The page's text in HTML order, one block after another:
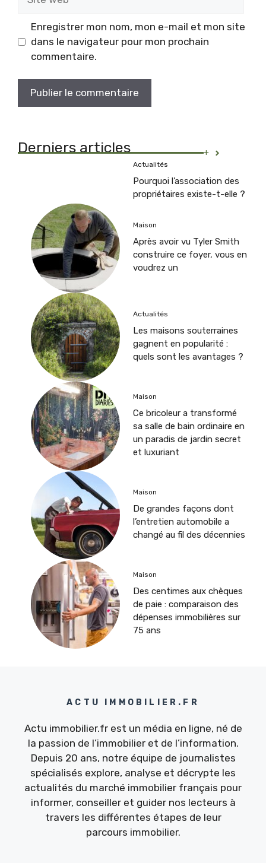
web
Enregistrer mon nom, mon e-mail et mon site
dans le navigateur pour mon prochain
commentaire.
Derniers articles +
Actualités
Pourquoi l’association des
propriétaires existe-t-elle ?
Maison
Après avoir vu Tyler Smith
construire ce foyer, vous en
voudrez un
Actualités
Les maisons souterraines
gagnent en popularité :
quels sont les avantages ?
Maison
Ce bricoleur a transformé
sa salle de bain ordinaire en
un paradis de jardin secret
et luxuriant
Maison
De grandes façons dont
l’entretien automobile a
changé au fil des décennies
Maison
Des centimes aux chèques
de paie : comparaison des
dépenses immobilières sur
75 ans
ACTU IMMOBILIER.FR
Actu immobilier.fr est un média en ligne, né de
la passion de l’immobilier et de l’information.
Depuis 20 ans, notre équipe de journalistes
spécialisés explore, analyse et décrypte les
actualités du marché immobilier français pour
informer, conseiller et guider nos lecteurs à
travers les différentes étapes de leur
parcours immobilier.